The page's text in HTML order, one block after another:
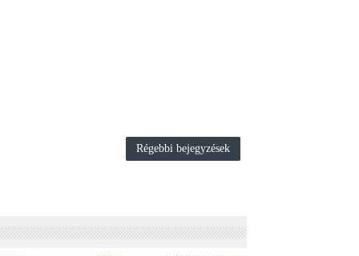
Régebbi bejegyzések